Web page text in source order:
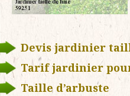
Devis jardinier
Tarif jardinier
Taille d’arbuste